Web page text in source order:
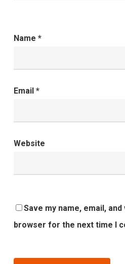
Name *
Email *
Website
Save my name, email,
browser for the next time I